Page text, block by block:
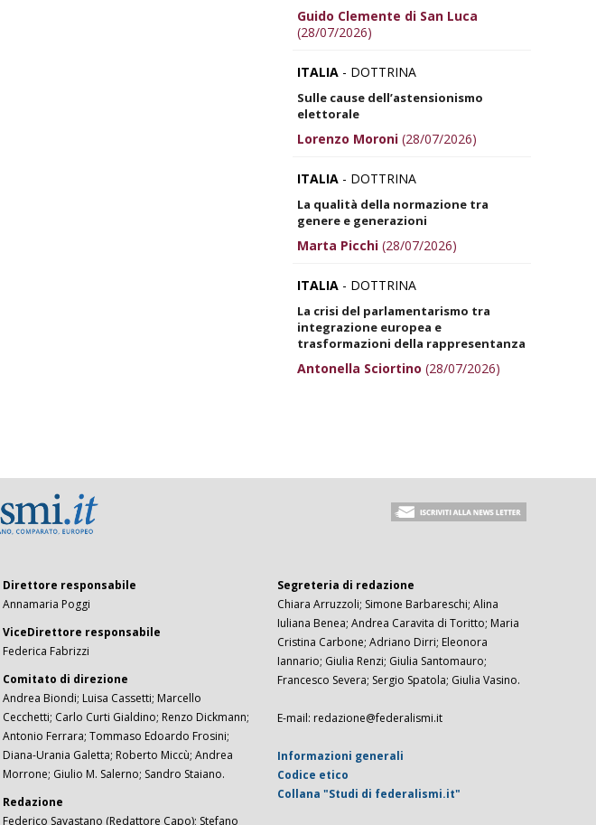
Guido Clemente di San Luca
(28/07/2026)
ITALIA - DOTTRINA
Sulle cause dell’astensionismo
elettorale
Lorenzo Moroni (28/07/2026)
ITALIA - DOTTRINA
La qualità della normazione tra
genere e generazioni
Marta Picchi (28/07/2026)
ITALIA - DOTTRINA
La crisi del parlamentarismo tra
integrazione europea e
trasformazioni della rappresentanza
Antonella Sciortino (28/07/2026)
Direttore responsabile
Annamaria Poggi
ViceDirettore responsabile
Federica Fabrizzi
Comitato di direzione
Andrea Biondi; Luisa Cassetti; Marcello
Cecchetti; Carlo Curti Gialdino; Renzo Dickmann;
Antonio Ferrara; Tommaso Edoardo Frosini;
Diana-Urania Galetta; Roberto Miccù; Andrea
Morrone; Giulio M. Salerno; Sandro Staiano.
Redazione
Federico Savastano (Redattore Capo); Stefano
Segreteria di redazione
Chiara Arruzzoli; Simone Barbareschi; Alina
Iuliana Benea; Andrea Caravita di Toritto; Maria
Cristina Carbone; Adriano Dirri; Eleonora
Iannario; Giulia Renzi; Giulia Santomauro;
Francesco Severa; Sergio Spatola; Giulia Vasino.
E-mail: redazione@federalismi.it
Informazioni generali
Codice etico
Collana "Studi di federalismi.it"